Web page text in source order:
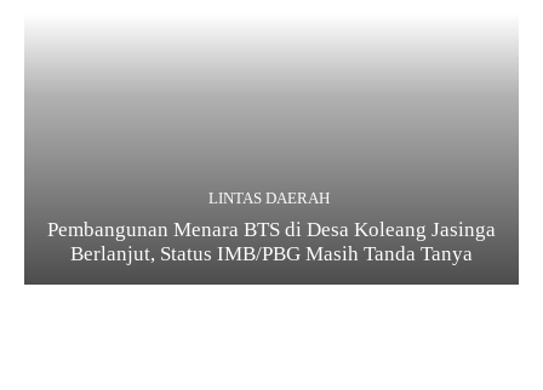
LINTAS DAERAH
Pembangunan Menara BTS di Desa Koleang Jasinga
Berlanjut, Status IMB/PBG Masih Tanda Tanya